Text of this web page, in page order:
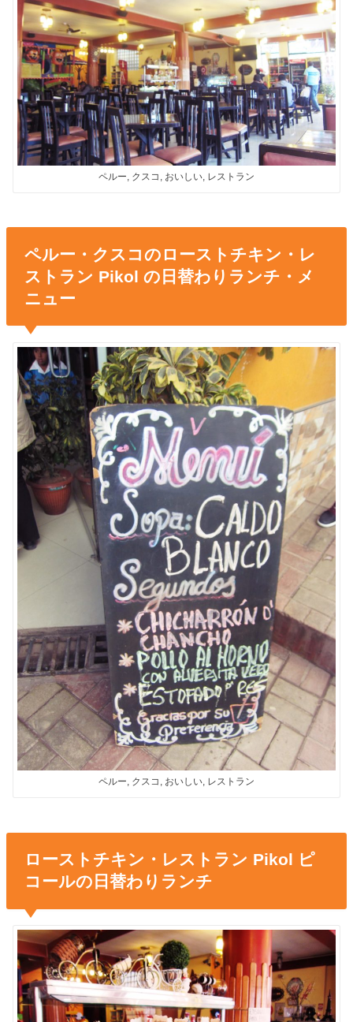
ペルー, クスコ, おいしい, レストラン
ペルー・クスコのローストチキン・レ
ストラン Pikol の日替わりランチ・メ
ニュー
ペルー, クスコ, おいしい, レストラン
ローストチキン・レストラン Pikol ピ
コールの日替わりランチ